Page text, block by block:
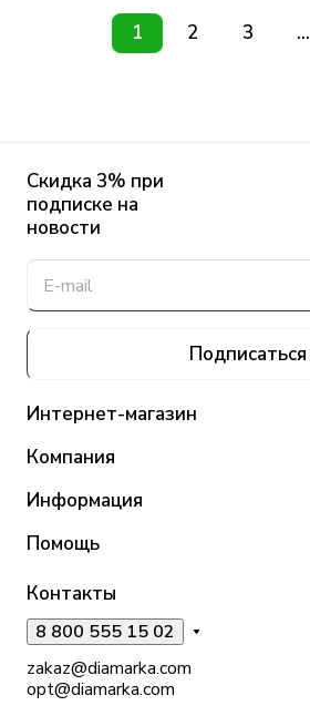
1 2 3 ...
Скидка 3% при
подписке на
новости
Подписаться
Интернет-магазин
Компания
Информация
Помощь
Контакты
8 800 555 15 02
zakaz@diamarka.com
opt@diamarka.com